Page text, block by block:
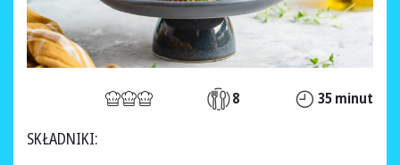
8 35 minut
SKŁADNIKI: